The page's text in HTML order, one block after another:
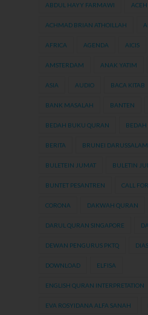
ABDUL HAYY FARMAWI ACEH
ACHMAD BRIAN ATHOILLAH
AFRICA AGENDA AICIS
AMSTERDAM ANAK YATIM
ASIA AUDIO BACA KITAB
BANK MASALAH BANTEN
BEDAH BUKU QURAN
BERITA BRUNEI DARUSSALAM
BULETEIN JUMAT BULETIN
BUNTET PESANTREN CALL
CORONA DAKWAH QURAN
DARUL QURAN SINGAPORE
DEWAN PENGURUS PKTQ
DOWNLOAD ELFISA
ENGLISH QURAN INTERPRETATION
EVA ROSYIDANA ALFA SANAH